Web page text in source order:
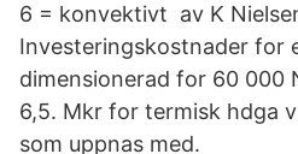
6 = konvektivt av K
Investeringskostnader for
dimensionerad for 60 000
6,5. Mkr for termisk hdga
som uppnas med.